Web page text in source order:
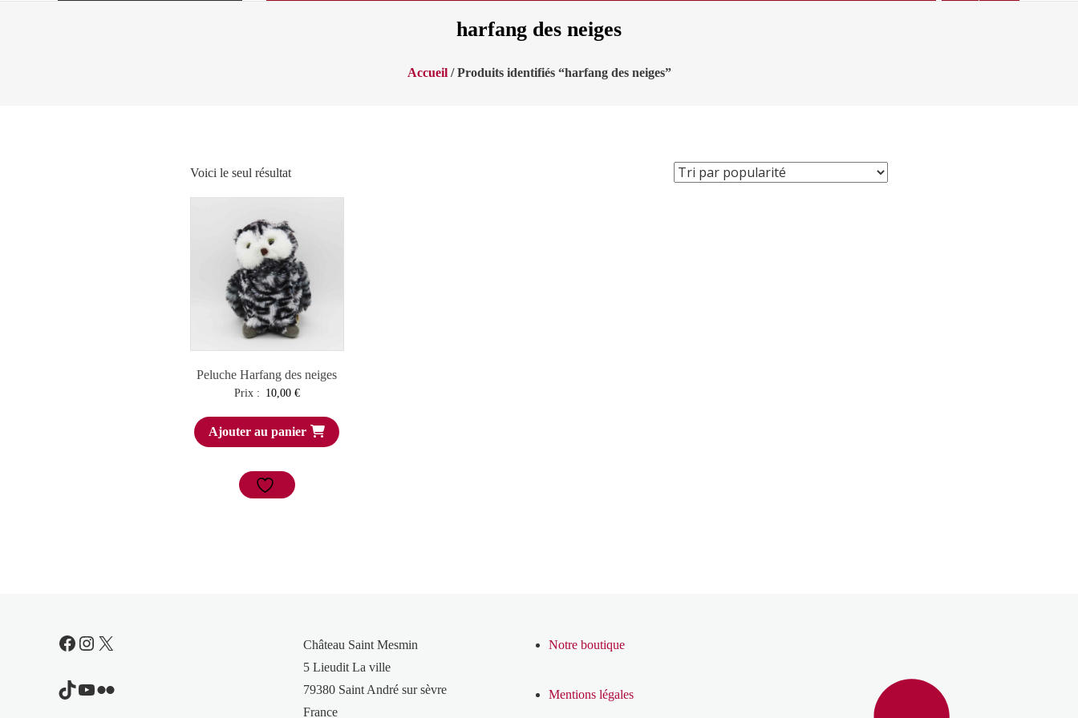
harfang des neiges
Accueil/ Produits identifiés “harfang des neiges”
Voici le seul résultat
Peluche Harfang des neiges
Prix : 10,00 €
Ajouter au panier
Facebook
Instagram
X
TikTok
YouTube
Flickr
Château Saint Mesmin
5 Lieudit La ville
79380 Saint André sur sèvre
France
Notre boutique
Mentions légales